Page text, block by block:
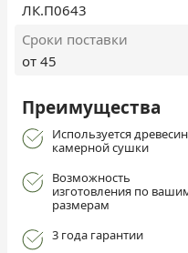
ЛК.П0643
Сроки поставки
от 45
Преимущества
Используется
камерной сушки
Возможность
изготовления по
размерам
3 года гарантии